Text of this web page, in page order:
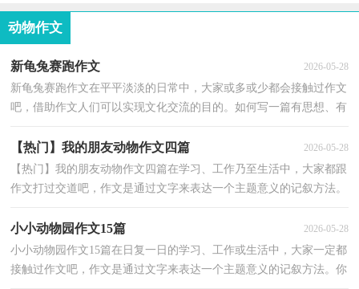
动物作文
新龟兔赛跑作文 2026-05-28
新龟兔赛跑作文在平平淡淡的日常中，大家或多或少都会接触过作文
吧，借助作文人们可以实现文化交流的目的。如何写一篇有思想、有
【热门】我的朋友动物作文四篇 2026-05-28
【热门】我的朋友动物作文四篇在学习、工作乃至生活中，大家都跟
作文打过交道吧，作文是通过文字来表达一个主题意义的记叙方法。
小小动物园作文15篇 2026-05-28
小小动物园作文15篇在日复一日的学习、工作或生活中，大家一定都
接触过作文吧，作文是通过文字来表达一个主题意义的记叙方法。你